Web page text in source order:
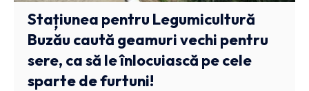
Stațiunea pentru Legumicultură
Buzău caută geamuri vechi pentru
sere, ca să le înlocuiască pe cele
sparte de furtuni!